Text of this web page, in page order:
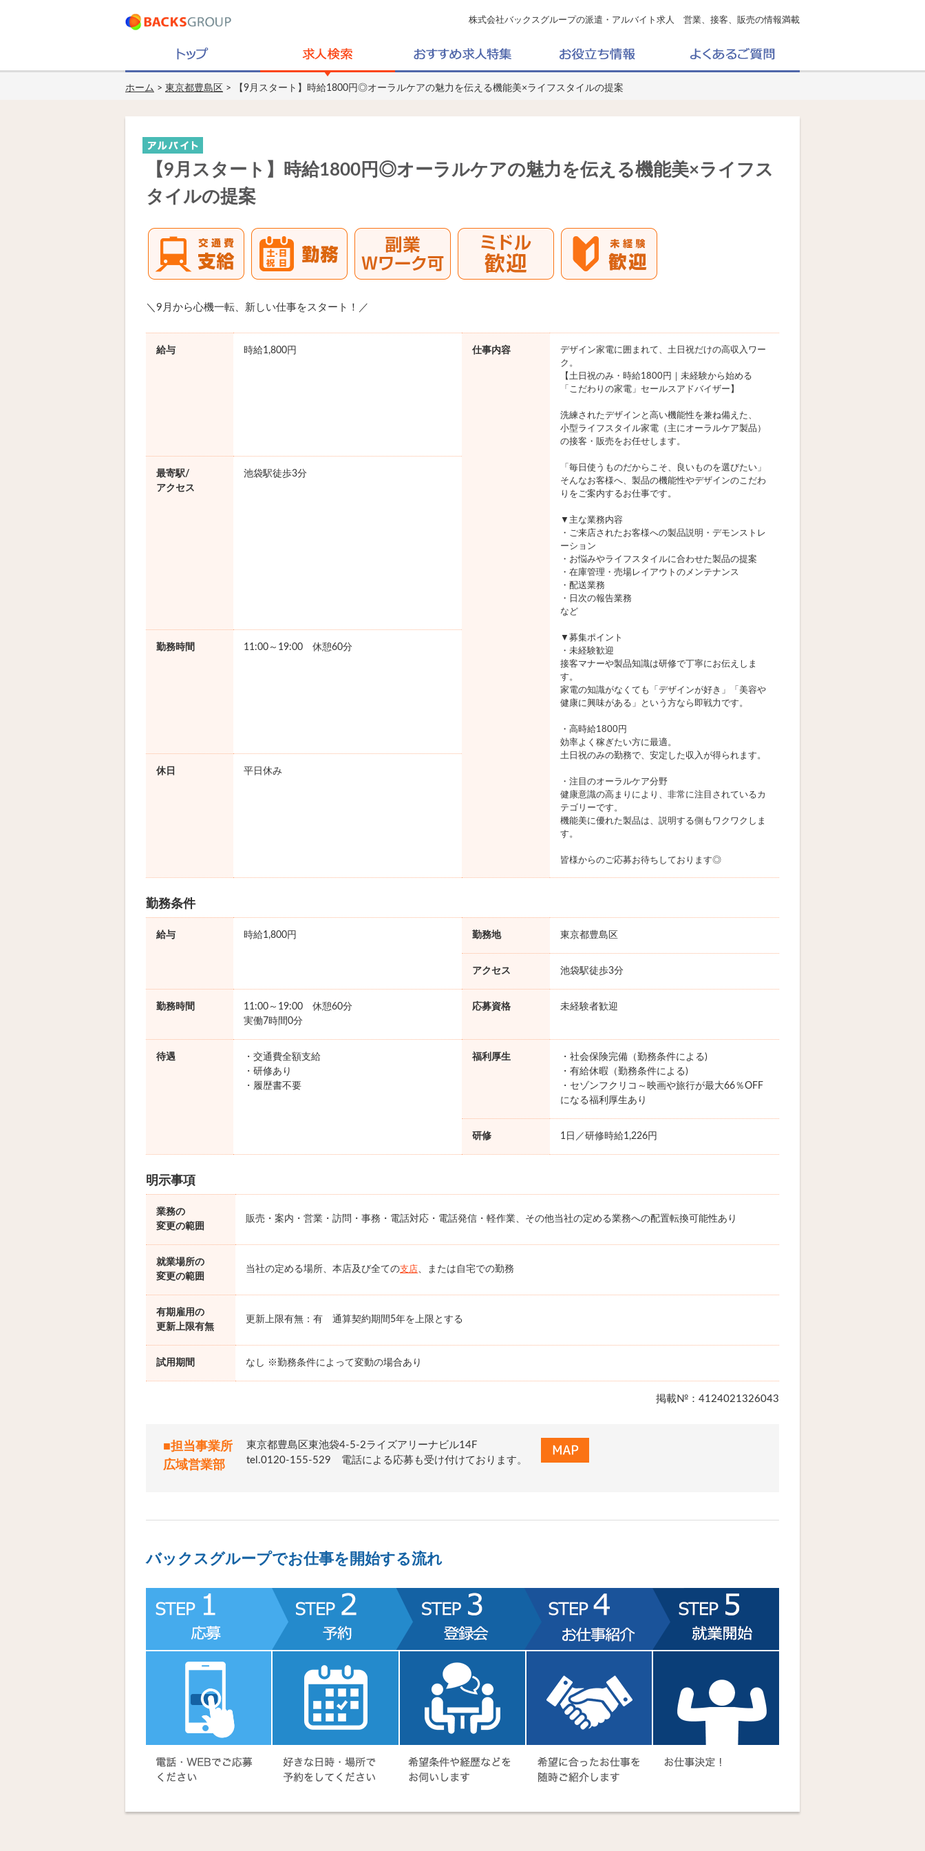
株式会社バックスグループの派遣・アルバイト求人 営業、接客、販売の情報満載
ホーム > 東京都豊島区 > 【9月スタート】時給1800円◎オーラルケアの魅力を伝える機能美×ライフスタイルの提案
【9月スタート】時給1800円◎オーラルケアの魅力を伝える機能美×ライフス
タイルの提案
＼9月から心機一転、新しい仕事をスタート！／
給与 時給1,800円 仕事内容
デザイン家電に囲まれて、土日祝だけの高収入ワー
ク。
【土日祝のみ・時給1800円｜未経験から始める
「こだわりの家電」セールスアドバイザー】
洗練されたデザインと高い機能性を兼ね備えた、
小型ライフスタイル家電（主にオーラルケア製品）
の接客・販売をお任せします。
「毎日使うものだからこそ、良いものを選びたい」
そんなお客様へ、製品の機能性やデザインのこだわ
りをご案内するお仕事です。
▼主な業務内容
・ご来店されたお客様への製品説明・デモンストレ
ーション
・お悩みやライフスタイルに合わせた製品の提案
・在庫管理・売場レイアウトのメンテナンス
・配送業務
・日次の報告業務
など
▼募集ポイント
・未経験歓迎
接客マナーや製品知識は研修で丁寧にお伝えしま
す。
家電の知識がなくても「デザインが好き」「美容や
健康に興味がある」という方なら即戦力です。
・高時給1800円
効率よく稼ぎたい方に最適。
土日祝のみの勤務で、安定した収入が得られます。
・注目のオーラルケア分野
健康意識の高まりにより、非常に注目されているカ
テゴリーです。
機能美に優れた製品は、説明する側もワクワクしま
す。
皆様からのご応募お待ちしております◎
最寄駅/
アクセス
池袋駅徒歩3分
勤務時間 11:00～19:00 休憩60分
休日 平日休み
勤務条件
給与 時給1,800円 勤務地 東京都豊島区
アクセス 池袋駅徒歩3分
勤務時間
11:00～19:00 休憩60分
実働7時間0分
応募資格 未経験者歓迎
待遇
・交通費全額支給
・研修あり
・履歴書不要
福利厚生
・社会保険完備（勤務条件による)
・有給休暇（勤務条件による)
・セゾンフクリコ～映画や旅行が最大66％OFF
になる福利厚生あり
研修 1日／研修時給1,226円
明示事項
業務の
変更の範囲
販売・案内・営業・訪問・事務・電話対応・電話発信・軽作業、その他当社の定める業務への配置転換可能性あり
就業場所の
変更の範囲
当社の定める場所、本店及び全ての支店、または自宅での勤務
有期雇用の
更新上限有無
更新上限有無：有 通算契約期間5年を上限とする
試用期間 なし ※勤務条件によって変動の場合あり
掲載№：4124021326043
■担当事業所
広域営業部
東京都豊島区東池袋4-5-2ライズアリーナビル14F
tel.0120-155-529 電話による応募も受け付けております。
バックスグループでお仕事を開始する流れ